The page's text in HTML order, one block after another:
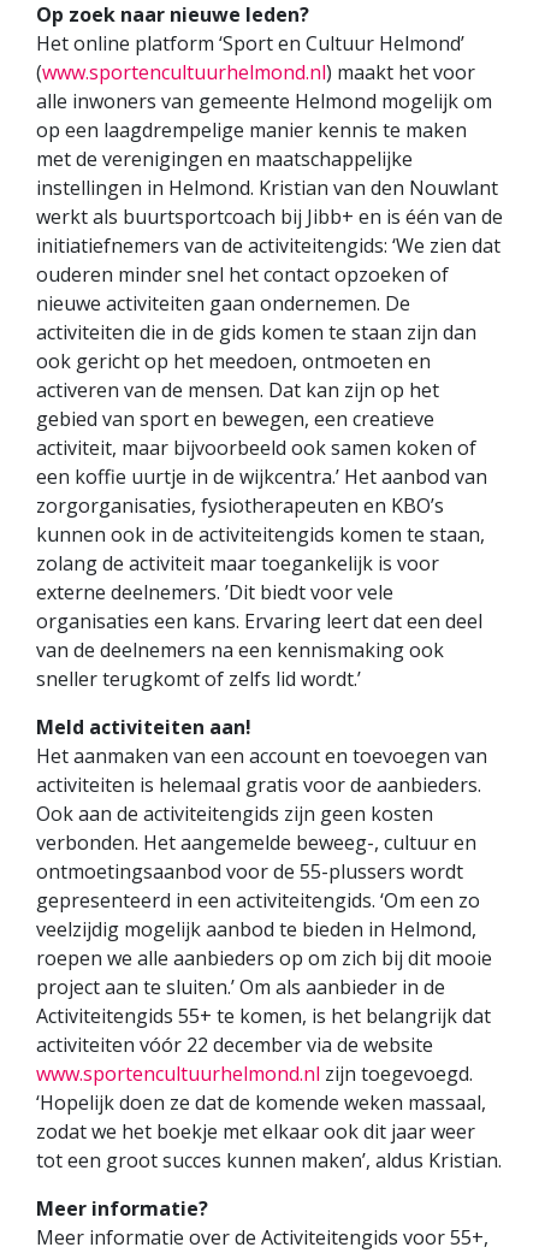
Op zoek naar nieuwe leden?
Het online platform ‘Sport en Cultuur Helmond’
(www.sportencultuurhelmond.nl) maakt het voor
alle inwoners van gemeente Helmond mogelijk om
op een laagdrempelige manier kennis te maken
met de verenigingen en maatschappelijke
instellingen in Helmond. Kristian van den Nouwlant
werkt als buurtsportcoach bij Jibb+ en is één van de
initiatiefnemers van de activiteitengids: ‘We zien dat
ouderen minder snel het contact opzoeken of
nieuwe activiteiten gaan ondernemen. De
activiteiten die in de gids komen te staan zijn dan
ook gericht op het meedoen, ontmoeten en
activeren van de mensen. Dat kan zijn op het
gebied van sport en bewegen, een creatieve
activiteit, maar bijvoorbeeld ook samen koken of
een koffie uurtje in de wijkcentra.’ Het aanbod van
zorgorganisaties, fysiotherapeuten en KBO’s
kunnen ook in de activiteitengids komen te staan,
zolang de activiteit maar toegankelijk is voor
externe deelnemers. ’Dit biedt voor vele
organisaties een kans. Ervaring leert dat een deel
van de deelnemers na een kennismaking ook
sneller terugkomt of zelfs lid wordt.’
Meld activiteiten aan!
Het aanmaken van een account en toevoegen van
activiteiten is helemaal gratis voor de aanbieders.
Ook aan de activiteitengids zijn geen kosten
verbonden. Het aangemelde beweeg-, cultuur en
ontmoetingsaanbod voor de 55-plussers wordt
gepresenteerd in een activiteitengids. ‘Om een zo
veelzijdig mogelijk aanbod te bieden in Helmond,
roepen we alle aanbieders op om zich bij dit mooie
project aan te sluiten.’ Om als aanbieder in de
Activiteitengids 55+ te komen, is het belangrijk dat
activiteiten vóór 22 december via de website
www.sportencultuurhelmond.nl zijn toegevoegd.
‘Hopelijk doen ze dat de komende weken massaal,
zodat we het boekje met elkaar ook dit jaar weer
tot een groot succes kunnen maken’, aldus Kristian.
Meer informatie?
Meer informatie over de Activiteitengids voor 55+,